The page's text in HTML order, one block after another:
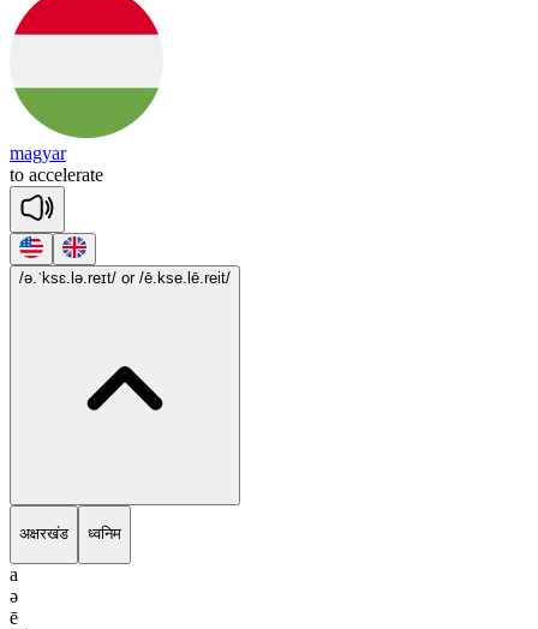
magyar
to accelerate
/ə.ˈksɛ.lə.reɪt/ or /ē.kse.lē.reit/
अक्षरखंड ध्वनिम
a
ə
ē